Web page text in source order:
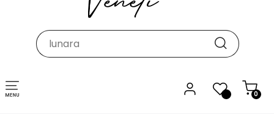
0
Toggle navigation